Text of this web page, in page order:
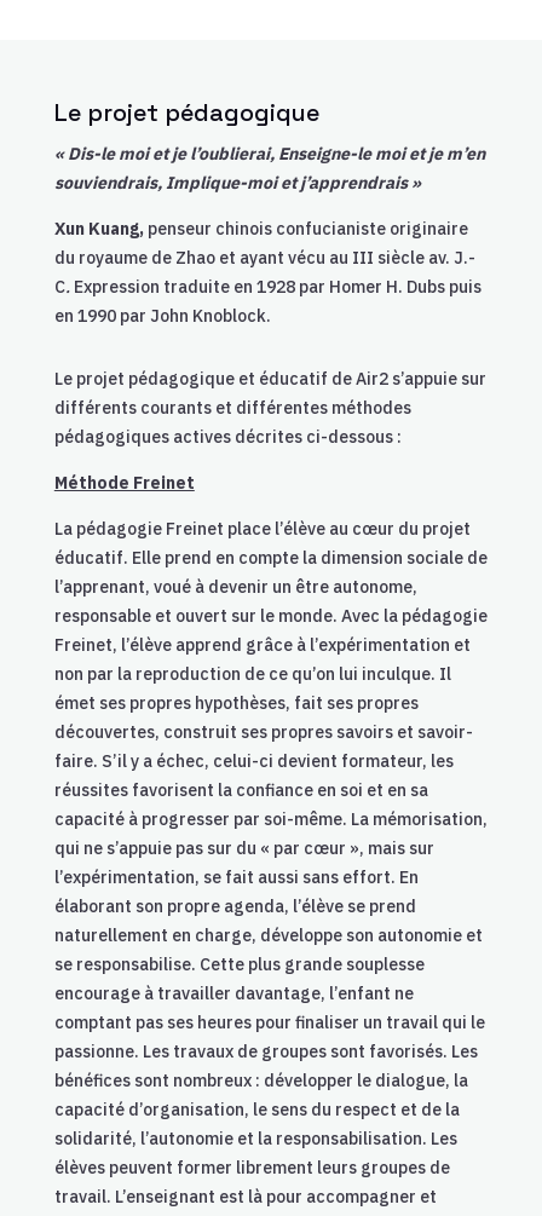
Le projet pédagogique
« Dis-le moi et je l’oublierai, Enseigne-le moi et je m’en
souviendrais, Implique-moi et j’apprendrais »
Xun Kuang, penseur chinois confucianiste originaire
du royaume de Zhao et ayant vécu au III siècle av. J.-
C.Expression traduite en 1928 par Homer H. Dubs puis
en 1990 par John Knoblock.
Le projet pédagogique et éducatif de Air2 s’appuie sur
différents courants et différentes méthodes
pédagogiques actives décrites ci-dessous :
Méthode Freinet
La pédagogie Freinet place l’élève au cœur du projet
éducatif. Elle prend en compte la dimension sociale de
l’apprenant, voué à devenir un être autonome,
responsable et ouvert sur le monde. Avec la pédagogie
Freinet, l’élève apprend grâce à l’expérimentation et
non par la reproduction de ce qu’on lui inculque. Il
émet ses propres hypothèses, fait ses propres
découvertes, construit ses propres savoirs et savoir-
faire. S’il y a échec, celui-ci devient formateur, les
réussites favorisent la confiance en soi et en sa
capacité à progresser par soi-même. La mémorisation,
qui ne s’appuie pas sur du « par cœur », mais sur
l’expérimentation, se fait aussi sans effort. En
élaborant son propre agenda, l’élève se prend
naturellement en charge, développe son autonomie et
se responsabilise. Cette plus grande souplesse
encourage à travailler davantage, l’enfant ne
comptant pas ses heures pour finaliser un travail qui le
passionne. Les travaux de groupes sont favorisés. Les
bénéfices sont nombreux : développer le dialogue, la
capacité d’organisation, le sens du respect et de la
solidarité, l’autonomie et la responsabilisation. Les
élèves peuvent former librement leurs groupes de
travail. L’enseignant est là pour accompagner et